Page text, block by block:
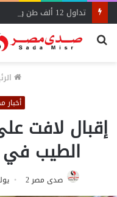
بحث
أخبار
إقبال لافت
الطيب
صدى مصر 2